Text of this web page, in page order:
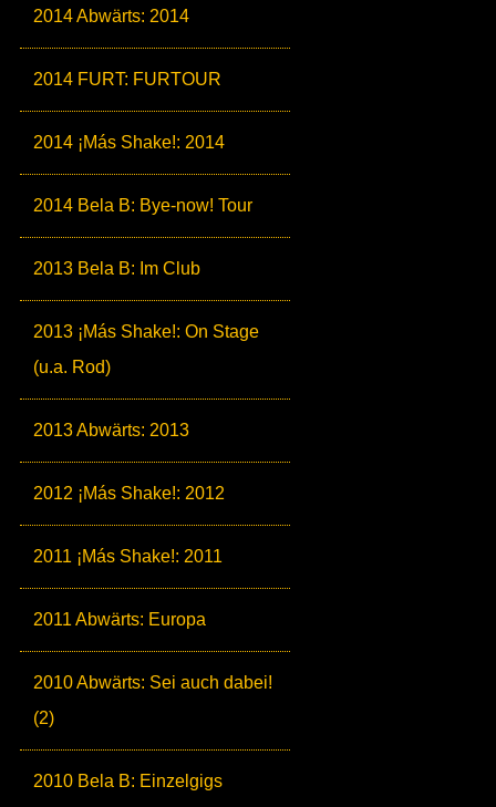
2014 Abwärts: 2014
2014 FURT: FURTOUR
2014 ¡Más Shake!: 2014
2014 Bela B: Bye-now! Tour
2013 Bela B: Im Club
2013 ¡Más Shake!: On Stage
(u.a. Rod)
2013 Abwärts: 2013
2012 ¡Más Shake!: 2012
2011 ¡Más Shake!: 2011
2011 Abwärts: Europa
2010 Abwärts: Sei auch dabei!
(2)
2010 Bela B: Einzelgigs